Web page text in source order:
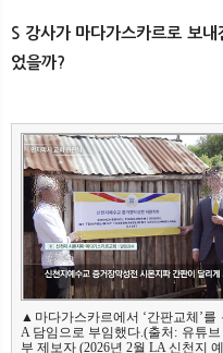
S 강사가 마다가스카르로 보
었을까?
▲마다가스카르에서 ‘간판교체’
A 담임으로 부임했다.(출처: 유튜